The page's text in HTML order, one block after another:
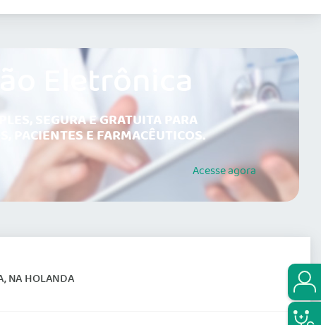
Eletrônica
SEGURA E GRATUITA PARA
PACIENTES E FARMACÊUTICOS.
Acesseagora
NA HOLANDA